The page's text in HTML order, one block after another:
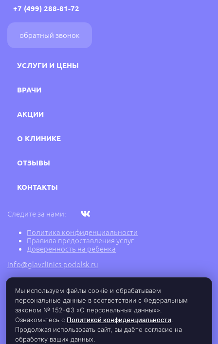
+7 (499) 288-81-72
обратный звонок
УСЛУГИ И ЦЕНЫ
ВРАЧИ
АКЦИИ
О КЛИНИКЕ
ОТЗЫВЫ
КОНТАКТЫ
Следите за нами:
Политика конфиденциальности
Правила предоставления услуг
Доверенность на ребенка
info@glavclinics-podolsk.ru
2005 - 2026 г. © Медицинский центр ГлавВрач,
ООО "Подольск Медицина", ИНН: 5030077289,
ОГРН: 1125030001942, Лицензия ЛО-77-01-
017145 от 07.12.2018 г.
Мы используем файлы cookie и обрабатываем
персональные данные в соответствии с Федеральным
законом № 152-ФЗ «О персональных данных».
Ознакомьтесь с Политикой конфиденциальности.
Продолжая использовать сайт, вы даёте согласие на
обработку ваших данных.